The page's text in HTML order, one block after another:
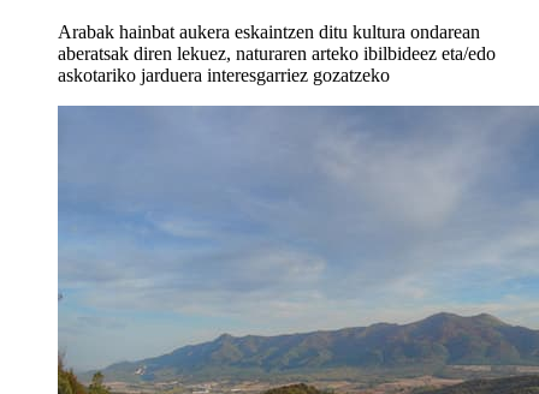
Arabak hainbat aukera eskaintzen ditu kultura ondarean
aberatsak diren lekuez, naturaren arteko ibilbideez eta/edo
askotariko jarduera interesgarriez gozatzeko